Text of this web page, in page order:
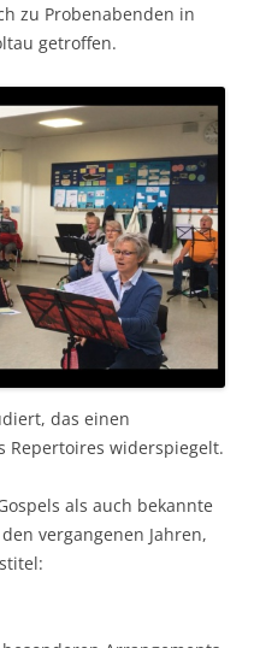
zu Probenabenden in
getroffen.
das einen
Repertoires widerspiegelt.
als auch bekannte
vergangenen Jahren,